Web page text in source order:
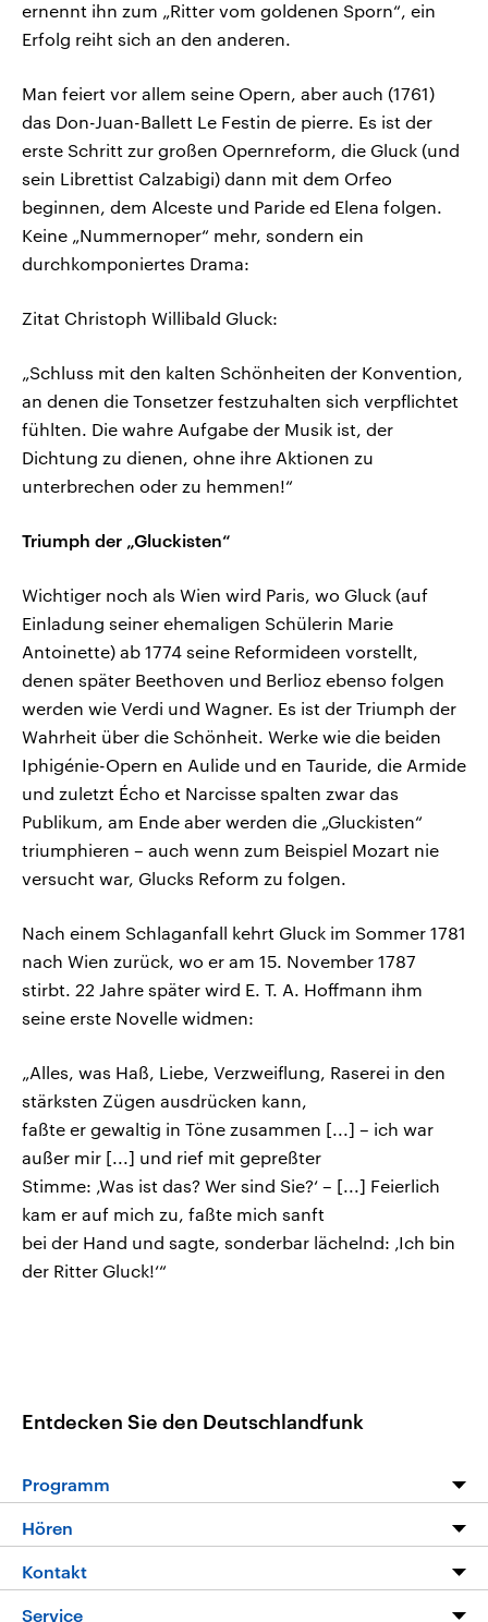
ernennt ihn zum „Ritter vom goldenen Sporn“, ein
Erfolg reiht sich an den anderen.
Man feiert vor allem seine Opern, aber auch (1761)
das Don-Juan-Ballett Le Festin de pierre. Es ist der
erste Schritt zur großen Opernreform, die Gluck (und
sein Librettist Calzabigi) dann mit dem Orfeo
beginnen, dem Alceste und Paride ed Elena folgen.
Keine „Nummernoper“ mehr, sondern ein
durchkomponiertes Drama:
Zitat Christoph Willibald Gluck:
„Schluss mit den kalten Schönheiten der Konvention,
an denen die Tonsetzer festzuhalten sich verpflichtet
fühlten. Die wahre Aufgabe der Musik ist, der
Dichtung zu dienen, ohne ihre Aktionen zu
unterbrechen oder zu hemmen!“
Triumph der „Gluckisten“
Wichtiger noch als Wien wird Paris, wo Gluck (auf
Einladung seiner ehemaligen Schülerin Marie
Antoinette) ab 1774 seine Reformideen vorstellt,
denen später Beethoven und Berlioz ebenso folgen
werden wie Verdi und Wagner. Es ist der Triumph der
Wahrheit über die Schönheit. Werke wie die beiden
Iphigénie-Opern en Aulide und en Tauride, die Armide
und zuletzt Écho et Narcisse spalten zwar das
Publikum, am Ende aber werden die „Gluckisten“
triumphieren – auch wenn zum Beispiel Mozart nie
versucht war, Glucks Reform zu folgen.
Nach einem Schlaganfall kehrt Gluck im Sommer 1781
nach Wien zurück, wo er am 15. November 1787
stirbt. 22 Jahre später wird E. T. A. Hoffmann ihm
seine erste Novelle widmen:
„Alles, was Haß, Liebe, Verzweiflung, Raserei in den
stärksten Zügen ausdrücken kann,
faßte er gewaltig in Töne zusammen [...] – ich war
außer mir [...] und rief mit gepreßter
Stimme: ‚Was ist das? Wer sind Sie?‘ – [...] Feierlich
kam er auf mich zu, faßte mich sanft
bei der Hand und sagte, sonderbar lächelnd: ‚Ich bin
der Ritter Gluck!‘“
Entdecken Sie den Deutschlandfunk
Programm
Programm
Die Nachrichten
Hören
Livestream
Kontakt
Hörerservice
Service